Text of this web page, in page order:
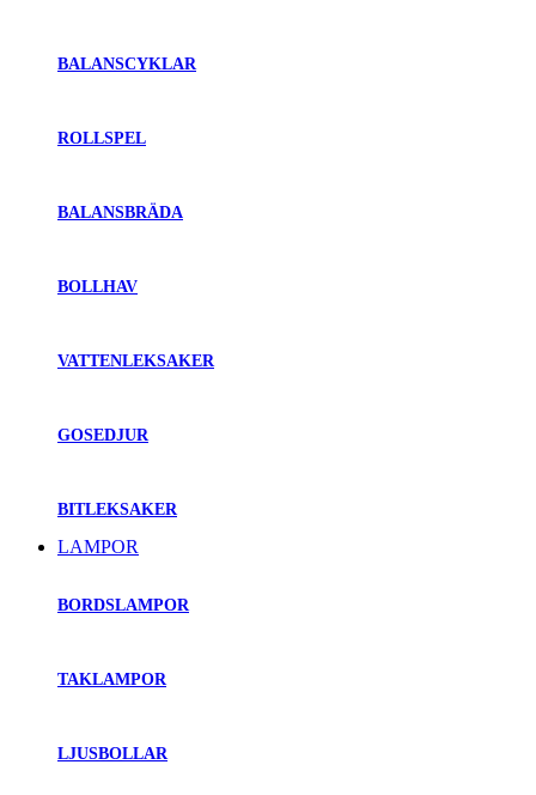
BALANSCYKLAR
ROLLSPEL
BALANSBRÄDA
BOLLHAV
VATTENLEKSAKER
GOSEDJUR
BITLEKSAKER
LAMPOR
BORDSLAMPOR
TAKLAMPOR
LJUSBOLLAR